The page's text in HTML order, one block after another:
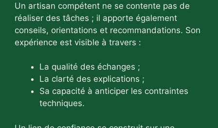
Un artisan compétent ne se contente pas de
réaliser des tâches ; il apporte également
conseils, orientations et recommandations. Son
expérience est visible à travers :
La qualité des échanges ;
La clarté des explications ;
Sa capacité à anticiper les contraintes
techniques.